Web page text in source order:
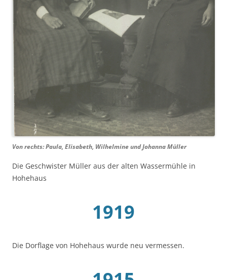
Von rechts: Paula, Elisabeth, Wilhelmine und Johanna Müller
Die Geschwister Müller aus der alten Wassermühle in
Hohehaus
1919
Die Dorflage von Hohehaus wurde neu vermessen.